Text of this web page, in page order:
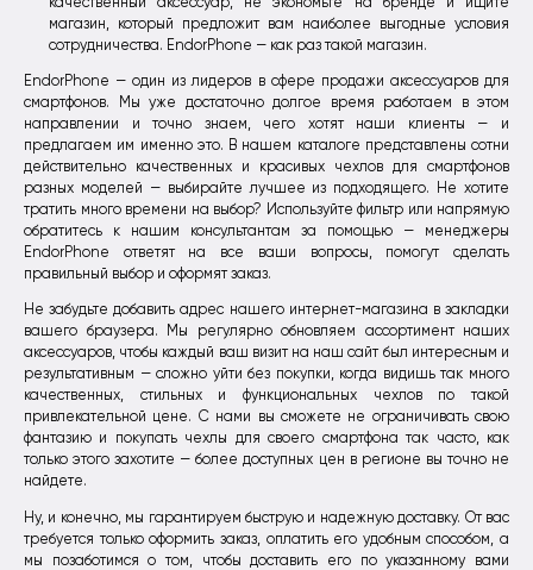
магазин, который предложит вам наиболее выгодные условия
сотрудничества. EndorPhone — как раз такой магазин.
EndorPhone — один из лидеров в сфере продажи аксессуаров для
смартфонов. Мы уже достаточно долгое время работаем в этом
направлении и точно знаем, чего хотят наши клиенты — и
предлагаем им именно это. В нашем каталоге представлены сотни
действительно качественных и красивых чехлов для смартфонов
разных моделей — выбирайте лучшее из подходящего. Не хотите
тратить много времени на выбор? Используйте фильтр или напрямую
обратитесь к нашим консультантам за помощью — менеджеры
EndorPhone ответят на все ваши вопросы, помогут сделать
правильный выбор и оформят заказ.
Не забудьте добавить адрес нашего интернет-магазина в закладки
вашего браузера. Мы регулярно обновляем ассортимент наших
аксессуаров, чтобы каждый ваш визит на наш сайт был интересным и
результативным — сложно уйти без покупки, когда видишь так много
качественных, стильных и функциональных чехлов по такой
привлекательной цене. С нами вы сможете не ограничивать свою
фантазию и покупать чехлы для своего смартфона так часто, как
только этого захотите — более доступных цен в регионе вы точно не
найдете.
Ну, и конечно, мы гарантируем быструю и надежную доставку. От вас
требуется только оформить заказ, оплатить его удобным способом, а
мы позаботимся о том, чтобы доставить его по указанному вами